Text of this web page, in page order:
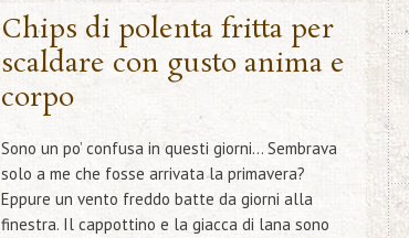
Chips di polenta fritta per
scaldare con gusto anima e
corpo
Sono un po’ confusa in questi giorni… Sembrava
solo a me che fosse arrivata la primavera?
Eppure un vento freddo batte da giorni alla
finestra. Il cappottino e la giacca di lana sono